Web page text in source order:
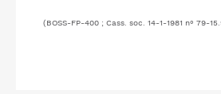
(BOSS-FP-400 ; Cass. soc. 14-1-1981 n° 79-